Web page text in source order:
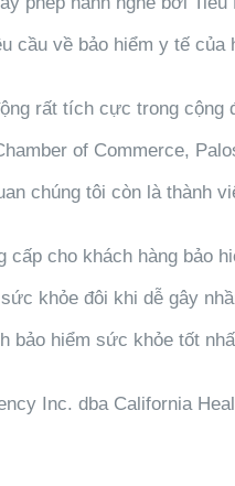
cầu về bảo hiểm y tế của
rất tích cực trong cộng
of Commerce,
chúng tôi còn là thành
cấp cho khách hàng bảo
khỏe đôi khi dễ gây
bảo hiểm sức khỏe tốt
Inc. dba California